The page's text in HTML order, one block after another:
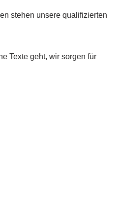
stehen unsere qualifizierten
Texte geht, wir sorgen für